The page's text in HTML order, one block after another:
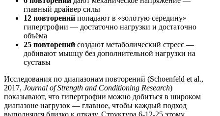
главный драйвер силы
12 повторений попадают в «золотую середину»
гипертрофии — достаточно нагрузки и достаточно
объёма
25 повторений создают метаболический стресс —
добивают мышцу без дополнительной нагрузки на
суставы
Исследования по диапазонам повторений (Schoenfeld et al.,
2017, Journal of Strength and Conditioning Research)
показывают, что гипертрофии можно добиться в широком
диапазоне нагрузок — главное, чтобы каждый подход